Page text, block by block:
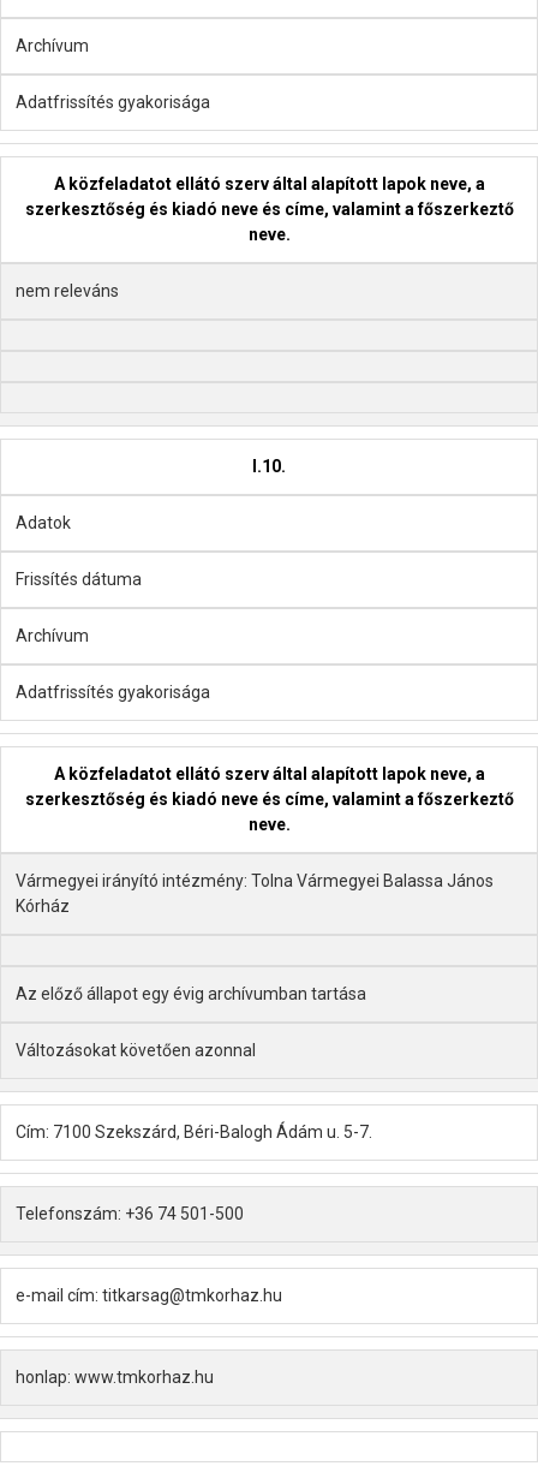
Archívum
Adatfrissítés gyakorisága
A közfeladatot ellátó szerv által alapított lapok neve, a
szerkesztőség és kiadó neve és címe, valamint a főszerkeztő
neve.
nem releváns
I.10.
Adatok
Frissítés dátuma
Archívum
Adatfrissítés gyakorisága
A közfeladatot ellátó szerv által alapított lapok neve, a
szerkesztőség és kiadó neve és címe, valamint a főszerkeztő
neve.
Vármegyei irányító intézmény: Tolna Vármegyei Balassa János
Kórház
Az előző állapot egy évig archívumban tartása
Változásokat követően azonnal
Cím: 7100 Szekszárd, Béri-Balogh Ádám u. 5-7.
Telefonszám: +36 74 501-500
e-mail cím: titkarsag@tmkorhaz.hu
honlap: www.tmkorhaz.hu